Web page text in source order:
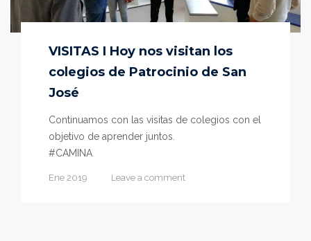
VISITAS I Hoy nos visitan los
colegios de Patrocinio de San
José
Continuamos con las visitas de colegios con el
objetivo de aprender juntos.
#CAMINA
Ene 2019 Leave a comment